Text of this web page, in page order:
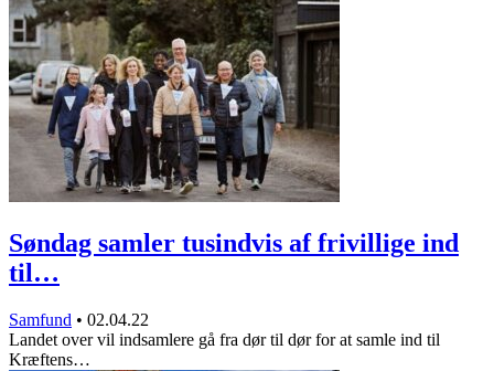
Søndag samler tusindvis af frivillige ind
til…
Samfund • 02.04.22
Landet over vil indsamlere gå fra dør til dør for at samle ind til
Kræftens…